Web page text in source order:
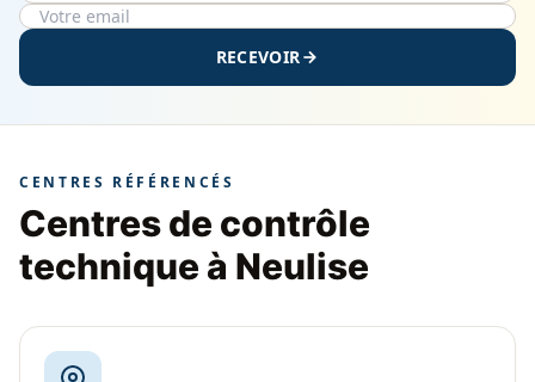
RECEVOIR
CENTRES RÉFÉRENCÉS
Centres de contrôle
technique à Neulise